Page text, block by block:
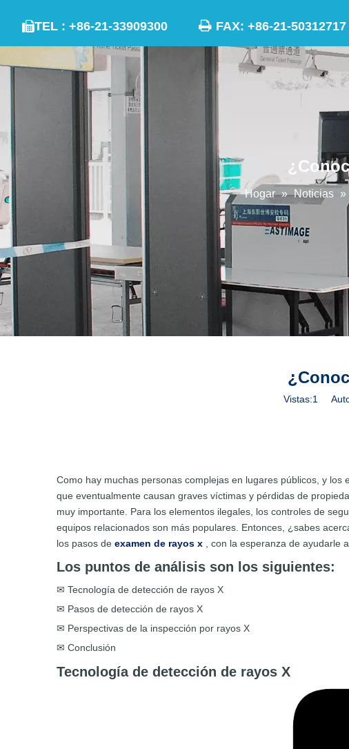
TEL : +86-21-33909300  FAX: +86-21-
Hogar » Noticias »
Vistas:1
Como hay muchas personas complejas en lugares públicos, y
que eventualmente causan graves víctimas y pérdidas de
muy importante. Para los elementos ilegales, los controles de
equipos relacionados son más populares. Entonces, ¿sabes
los pasos de examen de rayos x , con la esperanza de ayudarle
Los puntos de análisis son los siguientes:
✉ Tecnología de detección de rayos X
✉ Pasos de detección de rayos X
✉ Perspectivas de la inspección por rayos X
✉ Conclusión
Tecnología de detección de rayos X